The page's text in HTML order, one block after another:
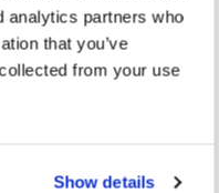
analytics partners who
that you’ve
from your use
Show details